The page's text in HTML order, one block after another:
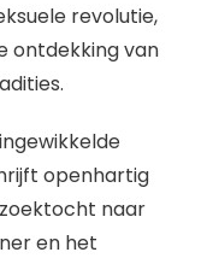
revolutie,
ontdekking van
openhartig
naar
en het